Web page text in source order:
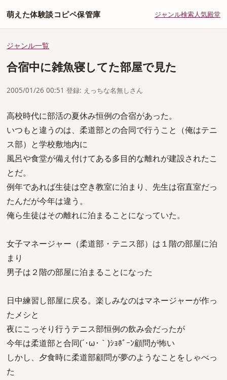
萌えた体験談コピペ保管庫 ジャンル検索人気殿堂
ジャンル一覧
合宿中に雑魚寝してた部屋で見た
2005/01/26 00:51 登録: えっちな名無しさん
高校時代に部活の夏休み恒例の合宿があった。
いつもと違うのは、柔道部との合同で行うこと（俺はテニ
ス部）と学校敷地内に
風呂や食堂が備え付けてある多目的な離れが建設されたこ
とだ。
例年であれば生徒は空き教室に泊まり、先生は宿直室だっ
たんだが今年は違う。
俺ら生徒はその離れに泊まることになっていた。
女子マネージャー（柔道部・テニス部）は１階の部屋に泊
まり
男子は２階の部屋に泊まることになった
日中練習し部屋に戻る。楽しみなのはマネージャーが作っ
たメシと
夜にこっそり行うテニス部恒例の飲み会だったが
今年は柔道部と合同(´･ω･｀)ｼｮﾎﾞｰﾝ顧問が怖い
しかし、夕食時に柔道部顧問が夢のようなことをしゃべっ
た